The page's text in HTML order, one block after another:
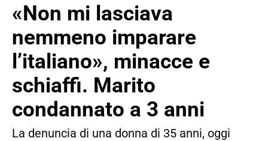
«Non mi lasciava
nemmeno imparare
l’italiano», minacce e
schiaffi. Marito
condannato a 3 anni
La denuncia di una donna di 35 anni, oggi